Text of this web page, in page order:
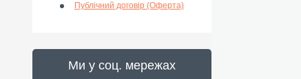
Публічний договір (Оферта)
Ми у соц. мережах